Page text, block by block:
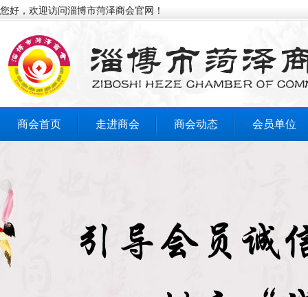
您好，欢迎访问淄博市菏泽商会官网！
商会首页 走进商会 商会动态 会员单位